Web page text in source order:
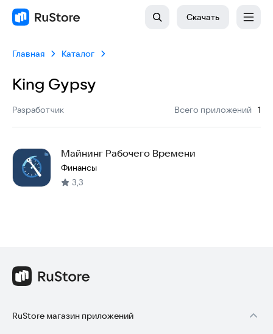
Скачать
Главная Каталог
King Gypsy
Разработчик Всего приложений
: 1
Майнинг Рабочего Времени
Финансы
3,3
RuStore магазин приложений